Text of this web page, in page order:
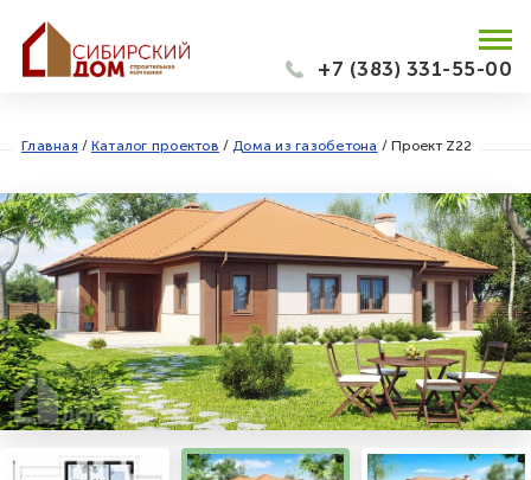
+7 (383) 331-55-00
Главная / Каталог проектов / Дома из газобетона / Проект Z22